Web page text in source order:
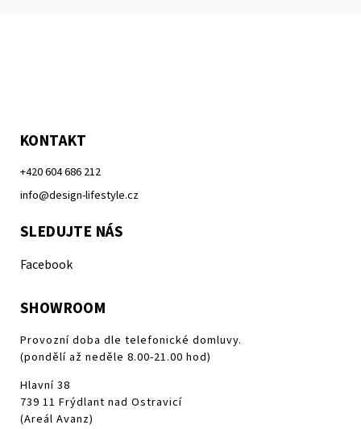
KONTAKT
+420 604 686 212
info@design-lifestyle.cz
SLEDUJTE NÁS
Facebook
SHOWROOM
Provozní doba dle telefonické domluvy.
(pondělí až neděle 8.00-21.00 hod)
Hlavní 38
739 11 Frýdlant nad Ostravicí
(Areál Avanz)